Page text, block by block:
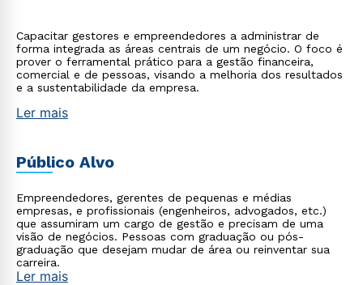
Capacitar gestores e empreendedores a administrar de
forma integrada as áreas centrais de um negócio. O foco é
prover o ferramental prático para a gestão financeira,
comercial e de pessoas, visando a melhoria dos resultados
e a sustentabilidade da empresa.
Ler mais
Público Alvo
Empreendedores, gerentes de pequenas e médias
empresas, e profissionais (engenheiros, advogados, etc.)
que assumiram um cargo de gestão e precisam de uma
visão de negócios. Pessoas com graduação ou pós-
graduação que desejam mudar de área ou reinventar sua
carreira.
Ler mais